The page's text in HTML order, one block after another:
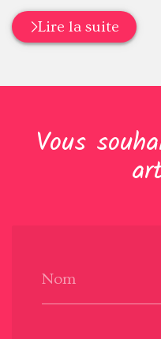
Lire la suite
Vous
Nom